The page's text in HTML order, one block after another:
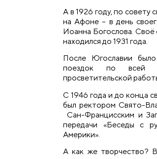
А в 1926 году, по совету
на Афоне – в день
Иоанна Богослова. Своё
находился до 1931 года.
После Югославии
поездок по всей
просветительской
С 1946 года и до конца
был ректором Свято-
Сан-Францисским и
передачи «Беседы с
Америки».
А как же творчество?